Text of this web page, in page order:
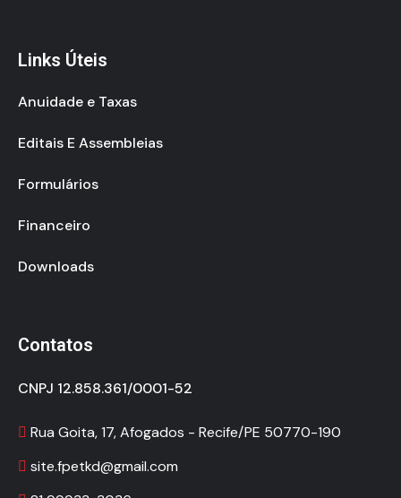
Links Úteis
Anuidade e Taxas
Editais E Assembleias
Formulários
Financeiro
Downloads
Contatos
CNPJ 12.858.361/0001-52
Rua Goita, 17, Afogados - Recife/PE 50770-190
site.fpetkd@gmail.com